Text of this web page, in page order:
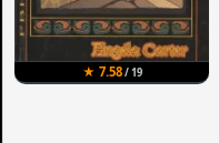
★ 7.58/ 19